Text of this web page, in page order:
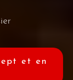
et en